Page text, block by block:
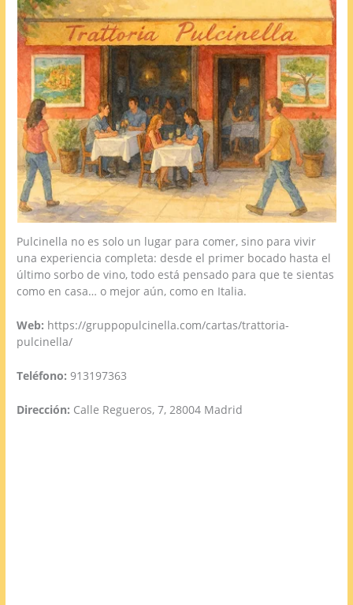
Pulcinella no es solo un lugar para comer, sino para vivir
una experiencia completa: desde el primer bocado hasta el
último sorbo de vino, todo está pensado para que te sientas
como en casa… o mejor aún, como en Italia.
Web: https://gruppopulcinella.com/cartas/trattoria-
pulcinella/
Teléfono:913197363
Dirección: Calle Regueros, 7, 28004 Madrid